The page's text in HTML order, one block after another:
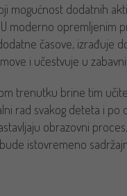
mogućnost dodatnih
moderno opremljenim
časove, izrađuje
i učestvuje u
trenutku brine tim
rad svakog deteta i po
obrazovni
istovremeno